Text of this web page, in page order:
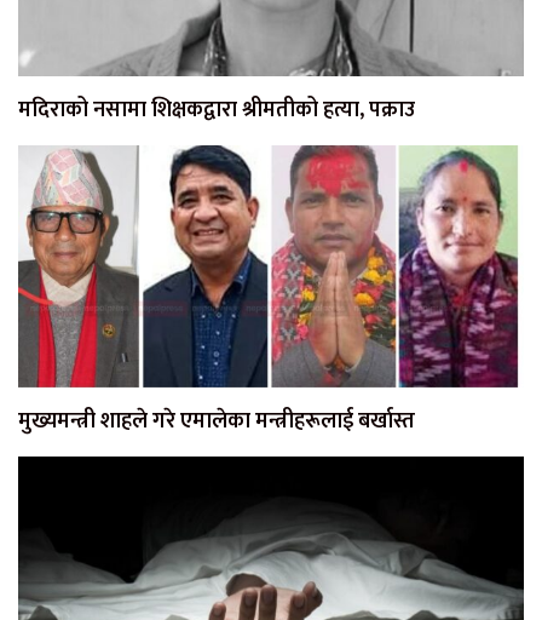
मदिराको नसामा शिक्षकद्वारा श्रीमतीको हत्या, पक्राउ
मुख्यमन्त्री शाहले गरे एमालेका मन्त्रीहरूलाई बर्खास्त